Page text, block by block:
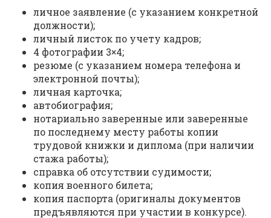
личное заявление (с указанием конкретной
должности);
личный листок по учету кадров;
4 фотографии 3×4;
резюме (с указанием номера телефона и
электронной почты);
личная карточка;
автобиография;
нотариально заверенные или заверенные
по последнему месту работы копии
трудовой книжки и диплома (при наличии
стажа работы);
справка об отсутствии судимости;
копия военного билета;
копия паспорта (оригиналы документов
предъявляются при участии в конкурсе).